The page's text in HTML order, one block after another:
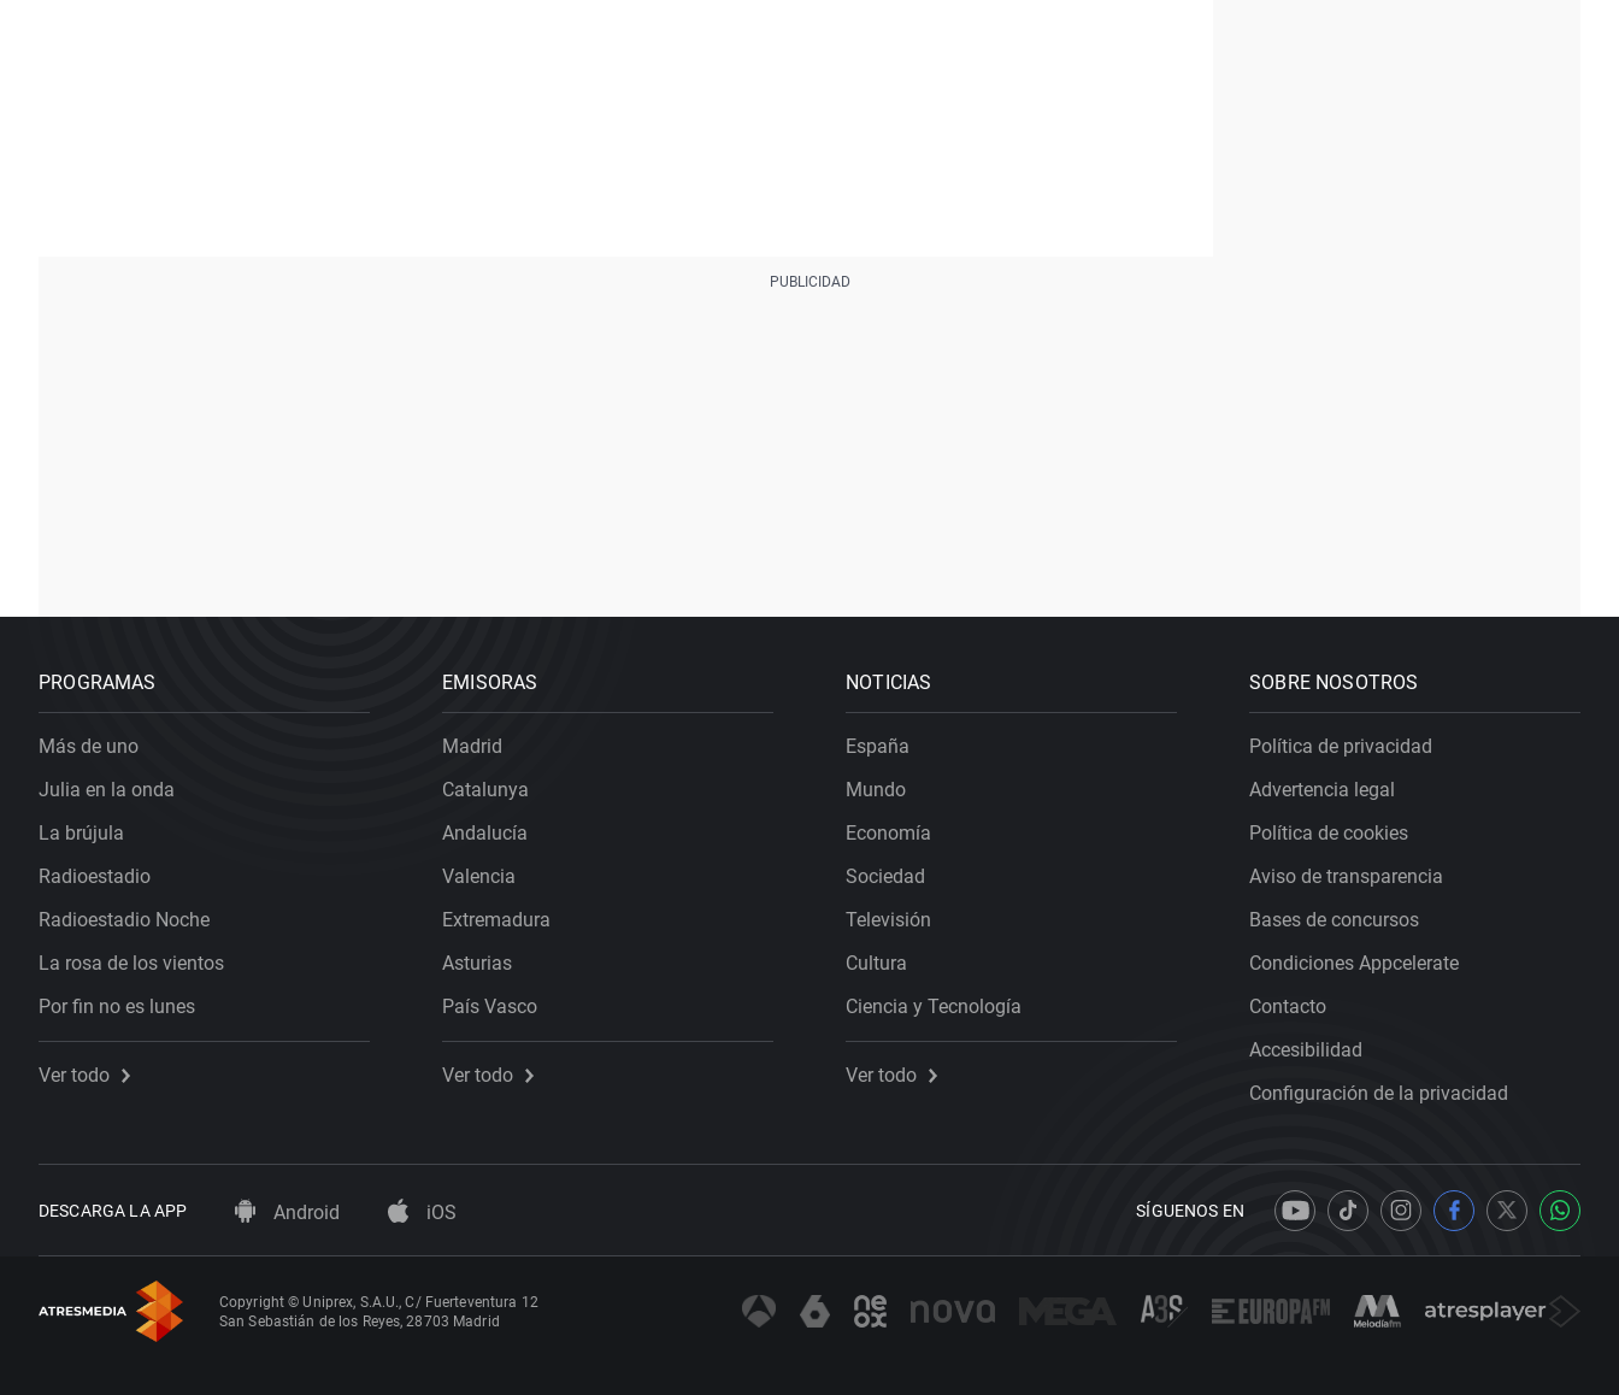
PROGRAMAS
Más de uno
Julia en la onda
La brújula
Radioestadio
Radioestadio Noche
La rosa de los vientos
Por fin no es lunes
Ver todo
EMISORAS
Madrid
Catalunya
Andalucía
Valencia
Extremadura
Asturias
País Vasco
Ver todo
NOTICIAS
España
Mundo
Economía
Sociedad
Televisión
Cultura
Ciencia y Tecnología
Ver todo
SOBRE NOSOTROS
Política de privacidad
Advertencia legal
Política de cookies
Aviso de transparencia
Bases de concursos
Condiciones Appcelerate
Contacto
Accesibilidad
Configuración de la privacidad
DESCARGA LA APP Android iOS SÍGUENOS EN
Copyright © Uniprex, S.A.U., C/ Fuerteventura 12
San Sebastián de los Reyes, 28703 Madrid